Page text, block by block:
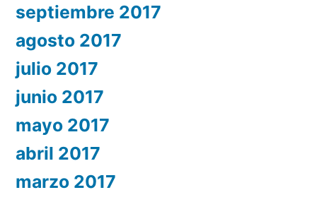
septiembre 2017
agosto 2017
julio 2017
junio 2017
mayo 2017
abril 2017
marzo 2017